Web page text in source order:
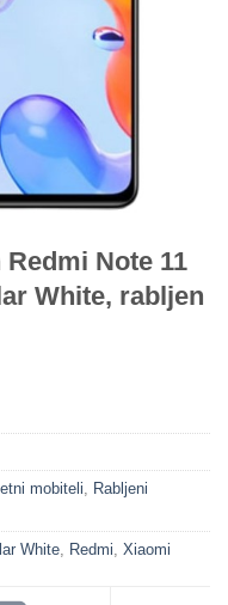
Note 11
White, rabljen
mobiteli
Rabljeni
White Redmi Xiaomi